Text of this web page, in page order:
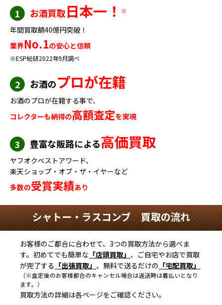
1 お酒買取日本一！ ※
年間買取額40億円突破！
業界No.1の安心と信頼
※ESP総研2022年9月調べ
2 お酒のプロが在籍
お酒のプロが在籍する事で、
コレクターも納得の高額査定を実現
3 豊富な販路による高価買取
ヤフオクベストアワード、
楽天ショップ・オブ・ザ・イヤーなど
多数の受賞実績あり
シャトー・ラスコンブ 買取の流れ
お客様のご都合に合わせて、3つの買取方法から選べま
す。初めてでも簡単な 「店頭買取」 、ご自宅やお店で買取
が完了する 「出張買取」 、無料で送るだけの 「宅配買取」
（※査定後のお客様都合のキャンセル場合は返送時は着払いとなり
ます。）
買取方法の詳細は各ページをご確認ください。